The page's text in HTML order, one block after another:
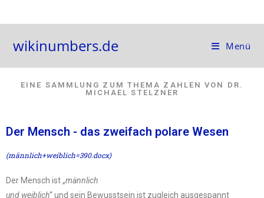
wikinumbers.de Menü
EINE SAMMLUNG ZUM THEMA ZAHLEN VON DR.
MICHAEL STELZNER
Der Mensch - das zweifach polare Wesen
(männlich+weiblich=390.docx)
Der Mensch ist „männlich
und weiblich“ und sein Bewusstsein ist zugleich ausgespannt